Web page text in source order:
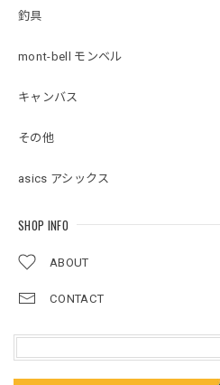
釣具
mont-bell モンベル
キャンバス
その他
asics アシックス
SHOP INFO
ABOUT
CONTACT